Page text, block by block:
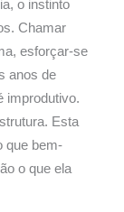
o instinto
Chamar
esforçar-se
anos de
improdutivo.
Esta
que bem-
o que ela